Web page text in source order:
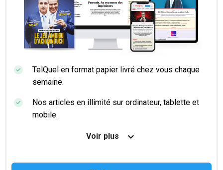
TelQuel en format papier livré chez vous chaque
semaine.
Nos articles en illimité sur ordinateur, tablette et
mobile.
Le magazine TelQuel en numérique avant la sortie
Voir plus